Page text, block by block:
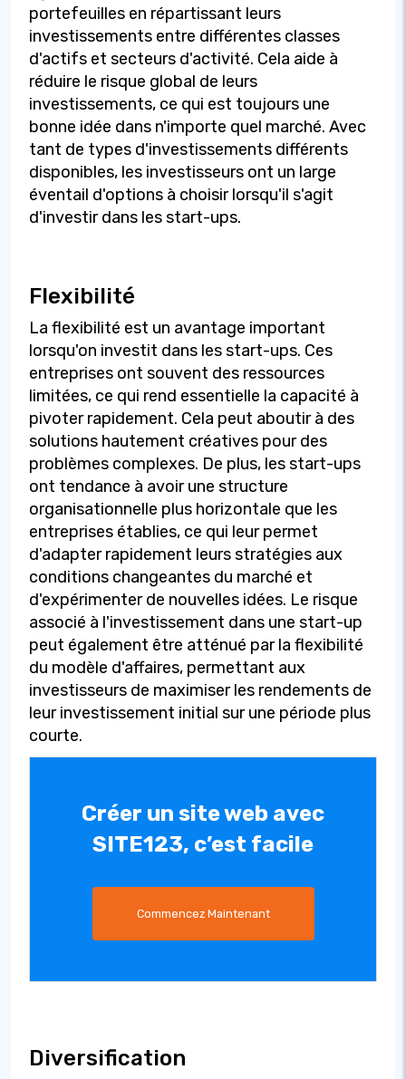
portefeuilles en répartissant leurs
investissements entre différentes classes
d'actifs et secteurs d'activité. Cela aide à
réduire le risque global de leurs
investissements, ce qui est toujours une
bonne idée dans n'importe quel marché. Avec
tant de types d'investissements différents
disponibles, les investisseurs ont un large
éventail d'options à choisir lorsqu'il s'agit
d'investir dans les start-ups.
Flexibilité
La flexibilité est un avantage important
lorsqu'on investit dans les start-ups. Ces
entreprises ont souvent des ressources
limitées, ce qui rend essentielle la capacité à
pivoter rapidement. Cela peut aboutir à des
solutions hautement créatives pour des
problèmes complexes. De plus, les start-ups
ont tendance à avoir une structure
organisationnelle plus horizontale que les
entreprises établies, ce qui leur permet
d'adapter rapidement leurs stratégies aux
conditions changeantes du marché et
d'expérimenter de nouvelles idées. Le risque
associé à l'investissement dans une start-up
peut également être atténué par la flexibilité
du modèle d'affaires, permettant aux
investisseurs de maximiser les rendements de
leur investissement initial sur une période plus
courte.
Créer un site web avec
SITE123, c’est facile
Commencez Maintenant
Diversification